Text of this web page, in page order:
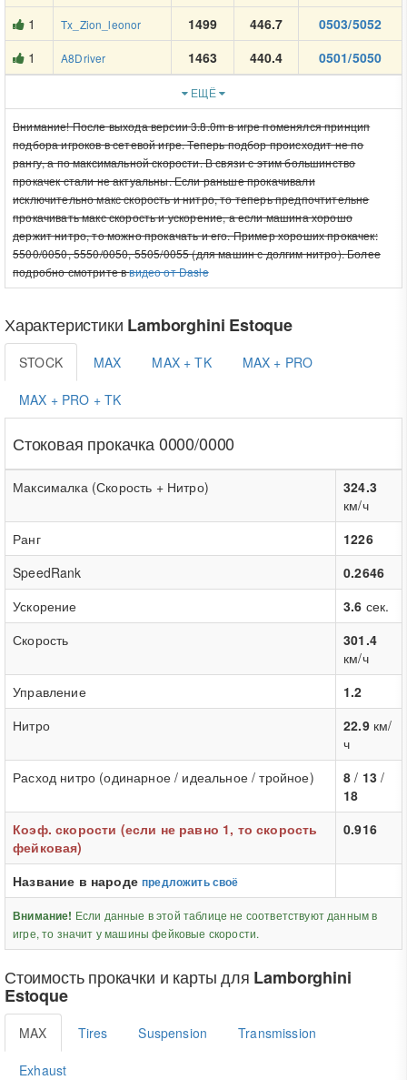
1
Tx_Zion_leonor 1499 446.7
0503/5052
1
A8Driver 1463 440.4 0501/5050
ЕЩЁ
Внимание! После выхода версии 3.8.0m в игре поменялся принцип
подбора игроков в сетевой игре. Теперь подбор происходит не по
рангу, а по максимальной скорости. В связи с этим большинство
прокачек стали не актуальны. Если раньше прокачивали
исключительно макс скорость и нитро, то теперь предпочтительне
прокачивать макс скорость и ускорение, а если машина хорошо
держит нитро, то можно прокачать и его. Пример хороших прокачек:
5500/0050, 5550/0050, 5505/0055 (для машин с долгим нитро). Более
подробно смотрите ввидео от Dasle
Характеристики Lamborghini Estoque
STOCK MAX MAX + TK MAX + PRO
MAX + PRO + TK
Стоковая прокачка 0000/0000
Максималка (Скорость + Нитро)
324.3
км/ч
Ранг
1226
SpeedRank
0.2646
Ускорение
3.6 сек.
Скорость
301.4
км/ч
Управление
1.2
Нитро
22.9км/
ч
Расход нитро (одинарное / идеальное / тройное)
8 / 13 /
18
Коэф. скорости (если не равно 1, то скорость
фейковая)
0.916
Название в народепредложить своё
Внимание! Если данные в этой таблице не соответствуют данным в
игре, то значит у машины фейковые скорости.
Стоимость прокачки и карты для Lamborghini
Estoque
MAX Tires Suspension Transmission
Exhaust